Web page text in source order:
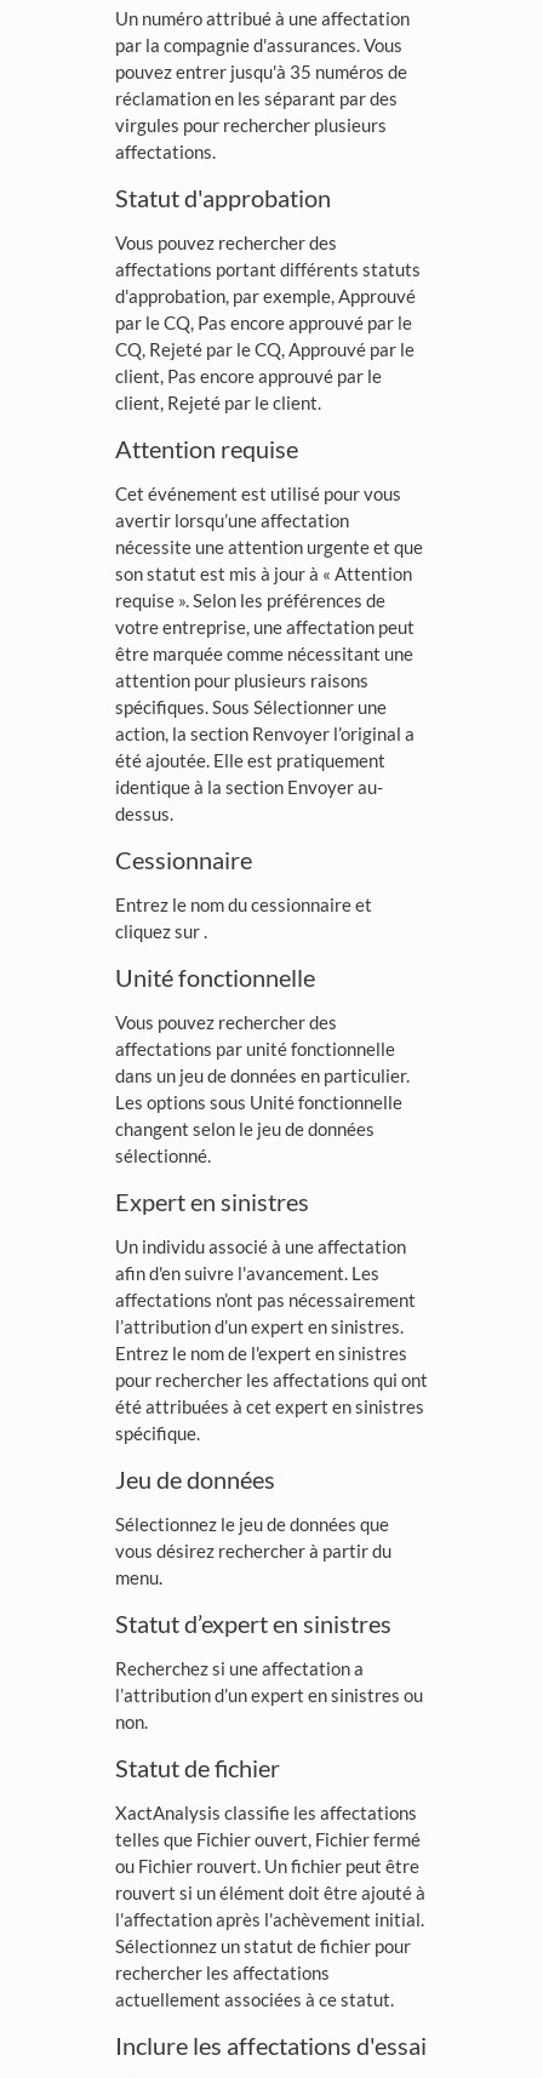
Un numéro attribué à une affectation
par la compagnie d'assurances. Vous
pouvez entrer jusqu'à 35 numéros de
réclamation en les séparant par des
virgules pour rechercher plusieurs
affectations.
Statut d'approbation
Vous pouvez rechercher des
affectations portant différents statuts
d'approbation, par exemple, Approuvé
par le CQ, Pas encore approuvé par le
CQ, Rejeté par le CQ, Approuvé par le
client, Pas encore approuvé par le
client, Rejeté par le client.
Attention requise
Cet événement est utilisé pour vous
avertir lorsqu’une affectation
nécessite une attention urgente et que
son statut est mis à jour à « Attention
requise ». Selon les préférences de
votre entreprise, une affectation peut
être marquée comme nécessitant une
attention pour plusieurs raisons
spécifiques. Sous Sélectionner une
action, la section Renvoyer l’original a
été ajoutée. Elle est pratiquement
identique à la section Envoyer au-
dessus.
Cessionnaire
Entrez le nom du cessionnaire et
cliquez sur.
Unité fonctionnelle
Vous pouvez rechercher des
affectations par unité fonctionnelle
dans un jeu de données en particulier.
Les options sous Unité fonctionnelle
changent selon le jeu de données
sélectionné.
Expert en sinistres
Un individu associé à une affectation
afin d'en suivre l'avancement. Les
affectations n’ont pas nécessairement
l’attribution d’un expert en sinistres.
Entrez le nom de l'expert en sinistres
pour rechercher les affectations qui ont
été attribuées à cet expert en sinistres
spécifique.
Jeu de données
Sélectionnez le jeu de données que
vous désirez rechercher à partir du
menu.
Statut d’expert en sinistres
Recherchez si une affectation a
l’attribution d’un expert en sinistres ou
non.
Statut de fichier
XactAnalysis classifie les affectations
telles que Fichier ouvert, Fichier fermé
ou Fichier rouvert. Un fichier peut être
rouvert si un élément doit être ajouté à
l'affectation après l'achèvement initial.
Sélectionnez un statut de fichier pour
rechercher les affectations
actuellement associées à ce statut.
Inclure les affectations d'essai